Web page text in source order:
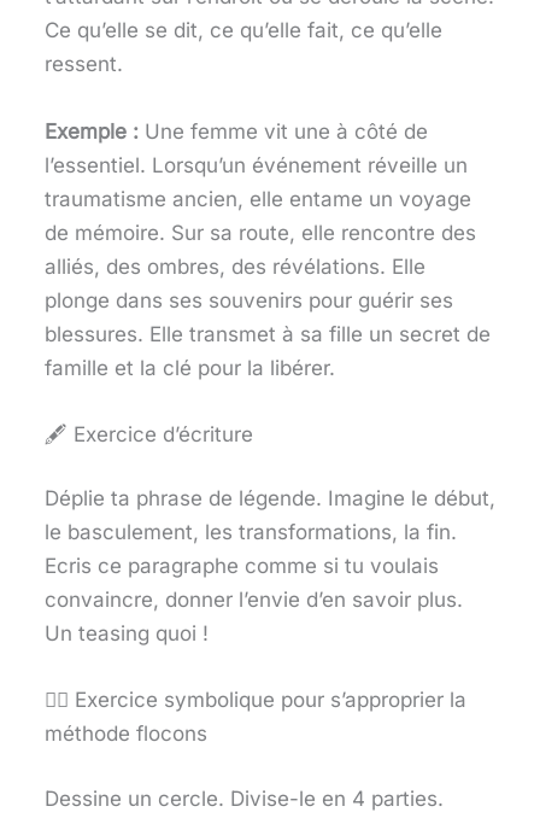
Ce qu’elle se dit, ce qu’elle fait, ce qu’elle
ressent.
Exemple : Une femme vit une à côté de
l’essentiel. Lorsqu’un événement réveille un
traumatisme ancien, elle entame un voyage
de mémoire. Sur sa route, elle rencontre des
alliés, des ombres, des révélations. Elle
plonge dans ses souvenirs pour guérir ses
blessures. Elle transmet à sa fille un secret de
famille et la clé pour la libérer.
🖋️ Exercice d’écriture
Déplie ta phrase de légende. Imagine le début,
le basculement, les transformations, la fin.
Ecris ce paragraphe comme si tu voulais
convaincre, donner l’envie d’en savoir plus.
Un teasing quoi !
🕵️‍♀️ Exercice symbolique pour s’approprier la
méthode flocons
Dessine un cercle. Divise-le en 4 parties.